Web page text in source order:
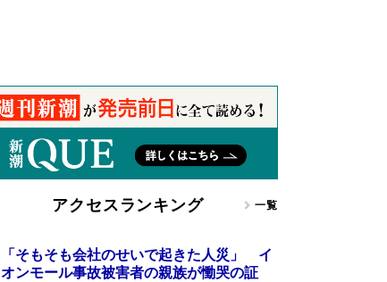
アクセスランキング 一覧
「そもそも会社のせいで起きた人災」 イ
オンモール事故被害者の親族が慟哭の証